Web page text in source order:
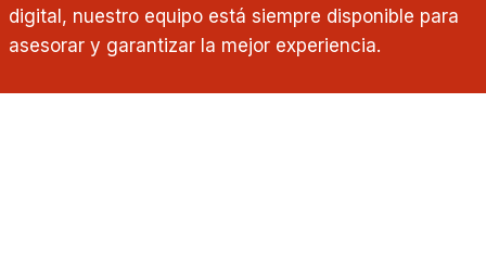
digital, nuestro equipo está siempre disponible para
asesorar y garantizar la mejor experiencia.